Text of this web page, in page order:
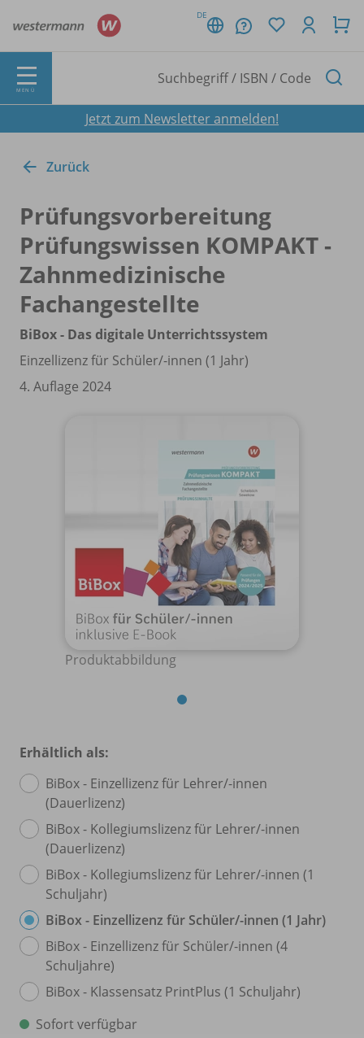
DE
MENÜ
Jetzt zum Newsletter anmelden!
Zurück
Prüfungsvorbereitung
Prüfungswissen KOMPAKT -
Zahnmedizinische
Fachangestellte
BiBox - Das digitale Unterrichtssystem
Einzellizenz für Schüler/-innen (1 Jahr)
4. Auflage 2024
Produktabbildung
Erhältlich als:
BiBox - Einzellizenz für Lehrer/-innen
(Dauerlizenz)
BiBox - Kollegiumslizenz für Lehrer/-innen
(Dauerlizenz)
BiBox - Kollegiumslizenz für Lehrer/-innen (1
Schuljahr)
BiBox - Einzellizenz für Schüler/-innen (1 Jahr)
BiBox - Einzellizenz für Schüler/-innen (4
Schuljahre)
BiBox - Klassensatz PrintPlus (1 Schuljahr)
Sofort verfügbar